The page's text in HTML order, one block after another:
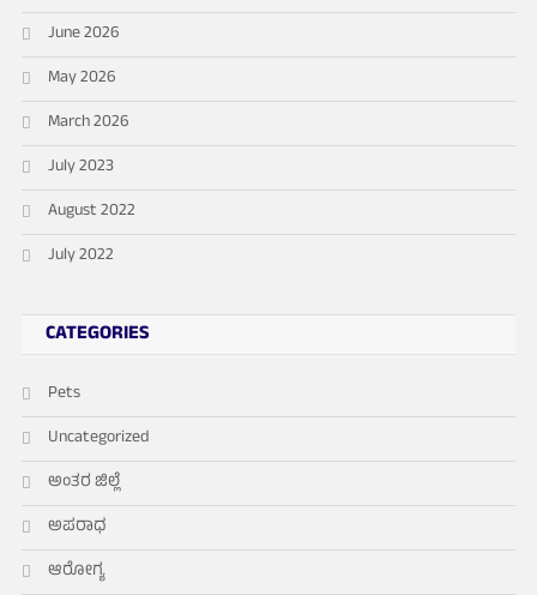
June 2026
May 2026
March 2026
July 2023
August 2022
July 2022
CATEGORIES
Pets
Uncategorized
ಅಂತರ ಜಿಲ್ಲೆ
ಅಪರಾಧ
ಆರೋಗ್ಯ